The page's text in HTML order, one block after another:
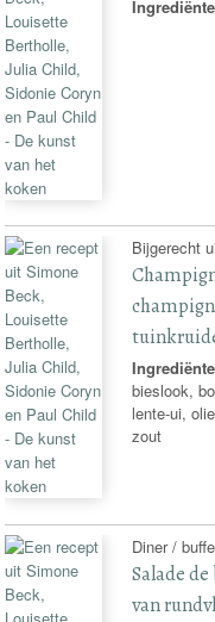
Bijgerecht
bieslook,
lente-ui,
zout
Diner /
Salade
van